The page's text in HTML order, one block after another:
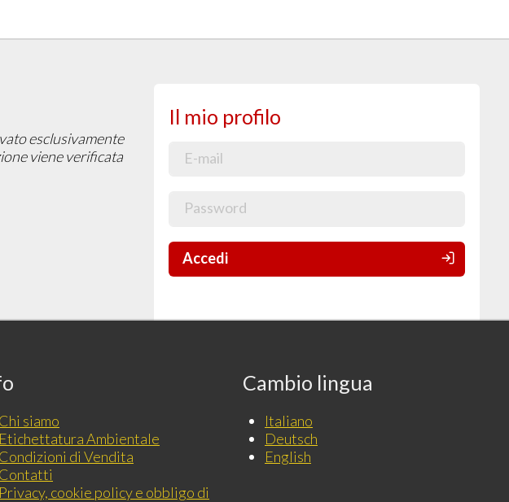
esclusivamente
viene verificata
Il mio profilo
Accedi
Chi siamo
Etichettatura Ambientale
Condizioni di Vendita
Contatti
Privacy, cookie policy e obbligo di
Cambio lingua
Italiano
Deutsch
English